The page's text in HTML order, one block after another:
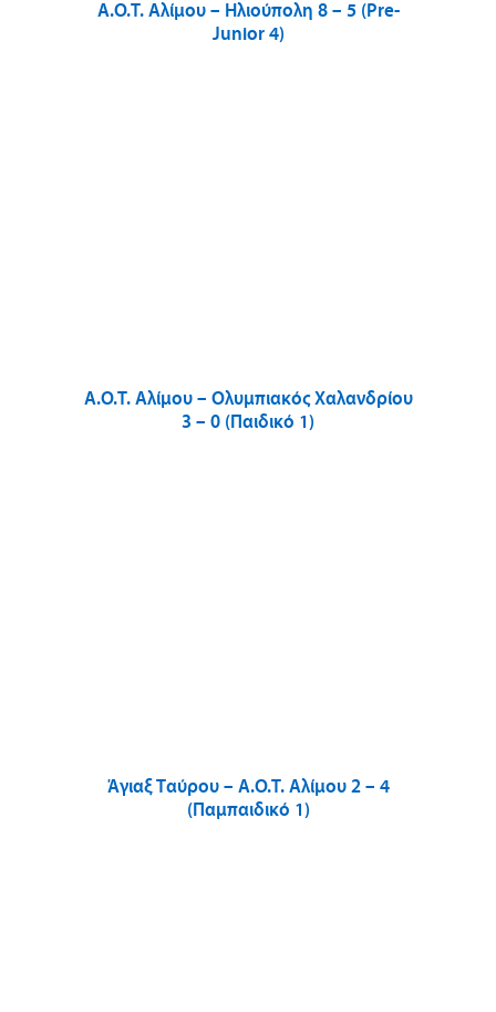
Α.Ο.Τ. Αλίμου – Ηλιούπολη 8 – 5 (Pre-
Junior 4)
Α.Ο.Τ. Αλίμου – Ολυμπιακός Χαλανδρίου
3 – 0 (Παιδικό 1)
Άγιαξ Ταύρου – Α.Ο.Τ. Αλίμου 2 – 4
(Παμπαιδικό 1)